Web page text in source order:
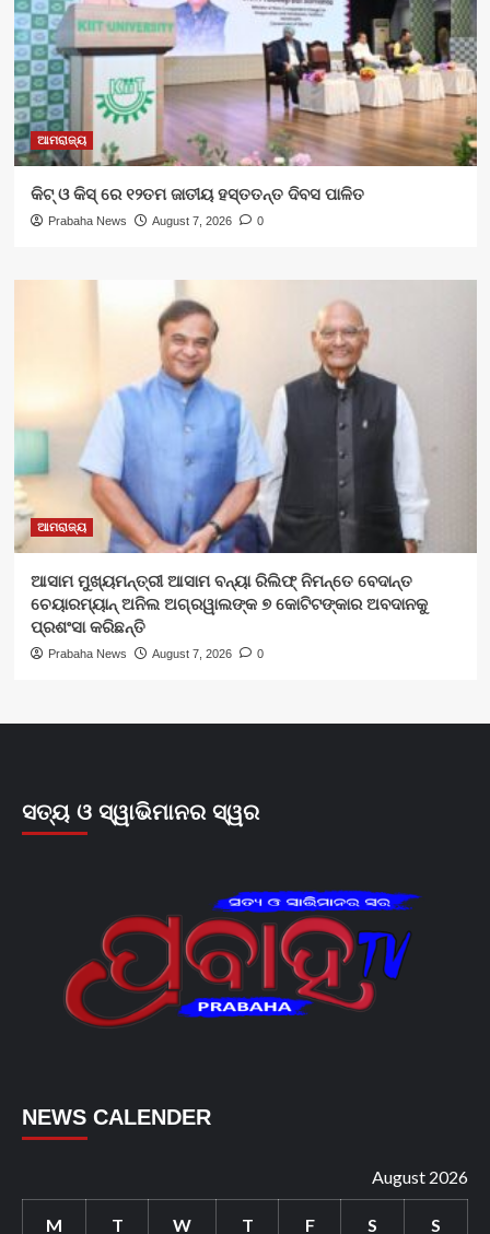
ଆମରାଜ୍ୟ
କିଟ୍‍ ଓ କିସ୍‍ ରେ ୧୨ତମ ଜାତୀୟ ହସ୍ତତନ୍ତ ଦିବସ ପାଳିତ
Prabaha News August 7, 2026 0
ଆମରାଜ୍ୟ
ଆସାମ ମୁଖ୍ୟମନ୍ତ୍ରୀ ଆସାମ ବନ୍ୟା ରିଲିଫ୍ ନିମନ୍ତେ ବେଦାନ୍ତ
ଚେୟାରମ୍ୟାନ୍ ଅନିଲ ଅଗ୍ରୱାଲଙ୍କ ୭ କୋଟିଟଙ୍କାର ଅବଦାନକୁ
ପ୍ରଶଂସା କରିଛନ୍ତି
Prabaha News August 7, 2026 0
ସତ୍ୟ ଓ ସ୍ୱାଭିମାନର ସ୍ୱର
NEWS CALENDER
August 2026
M T W T F S S